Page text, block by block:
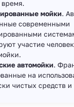
мойки.
современными
участие
автомойки.
на
чистых средств и